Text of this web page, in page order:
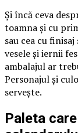
Și încă ceva
toamna și cu
sau cea cu
vesele și iernii
ambalajul ar
Personajul și
servește.
Paleta